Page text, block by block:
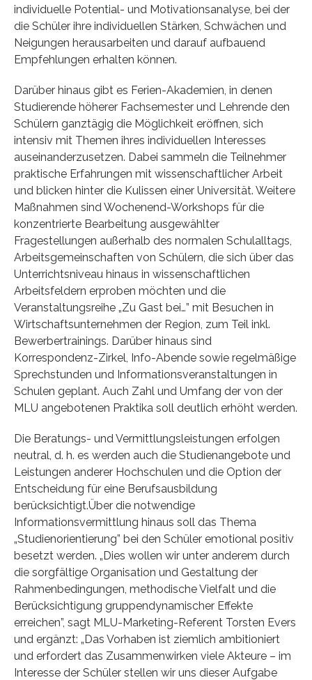
individuelle Potential- und Motivationsanalyse, bei der
die Schüler ihre individuellen Stärken, Schwächen und
Neigungen herausarbeiten und darauf aufbauend
Empfehlungen erhalten können.
Darüber hinaus gibt es Ferien-Akademien, in denen
Studierende höherer Fachsemester und Lehrende den
Schülern ganztägig die Möglichkeit eröffnen, sich
intensiv mit Themen ihres individuellen Interesses
auseinanderzusetzen. Dabei sammeln die Teilnehmer
praktische Erfahrungen mit wissenschaftlicher Arbeit
und blicken hinter die Kulissen einer Universität. Weitere
Maßnahmen sind Wochenend-Workshops für die
konzentrierte Bearbeitung ausgewählter
Fragestellungen außerhalb des normalen Schulalltags,
Arbeitsgemeinschaften von Schülern, die sich über das
Unterrichtsniveau hinaus in wissenschaftlichen
Arbeitsfeldern erproben möchten und die
Veranstaltungsreihe „Zu Gast bei…” mit Besuchen in
Wirtschaftsunternehmen der Region, zum Teil inkl.
Bewerbertrainings. Darüber hinaus sind
Korrespondenz-Zirkel, Info-Abende sowie regelmäßige
Sprechstunden und Informationsveranstaltungen in
Schulen geplant. Auch Zahl und Umfang der von der
MLU angebotenen Praktika soll deutlich erhöht werden.
Die Beratungs- und Vermittlungsleistungen erfolgen
neutral, d. h. es werden auch die Studienangebote und
Leistungen anderer Hochschulen und die Option der
Entscheidung für eine Berufsausbildung
berücksichtigt.Über die notwendige
Informationsvermittlung hinaus soll das Thema
„Studienorientierung” bei den Schüler emotional positiv
besetzt werden. „Dies wollen wir unter anderem durch
die sorgfältige Organisation und Gestaltung der
Rahmenbedingungen, methodische Vielfalt und die
Berücksichtigung gruppendynamischer Effekte
erreichen”, sagt MLU-Marketing-Referent Torsten Evers
und ergänzt: „Das Vorhaben ist ziemlich ambitioniert
und erfordert das Zusammenwirken viele Akteure – im
Interesse der Schüler stellen wir uns dieser Aufgabe